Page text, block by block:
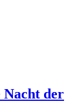
Nacht der